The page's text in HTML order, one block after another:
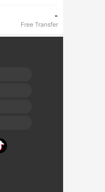
-
Free Transfer